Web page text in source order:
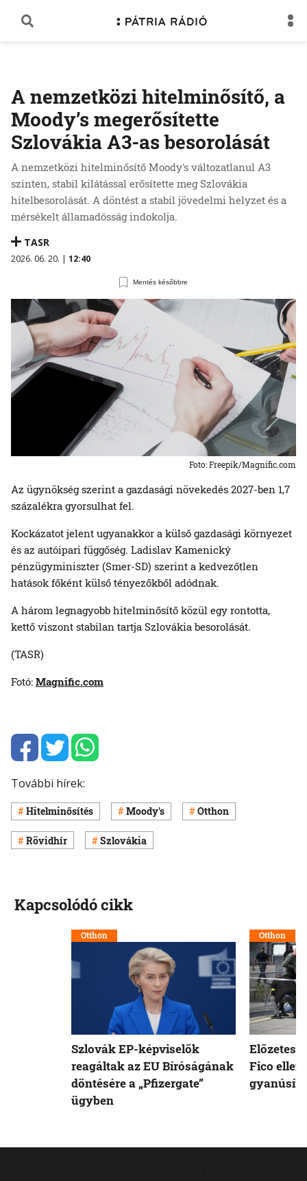
A nemzetközi hitelminősítő, a
Moody’s megerősítette
Szlovákia A3-as besorolását
A nemzetközi hitelminősítő Moody's változatlanul A3
szinten, stabil kilátással erősítette meg Szlovákia
hitelbesorolását. A döntést a stabil jövedelmi helyzet és a
mérsékelt államadósság indokolja.
TASR
2026. 06. 20. | 12:40
Mentés későbbre
Foto: Freepik/Magnific.com
Az ügynökség szerint a gazdasági növekedés 2027-ben 1,7
százalékra gyorsulhat fel.
Kockázatot jelent ugyanakkor a külső gazdasági környezet
és az autóipari függőség. Ladislav Kamenický
pénzügyminiszter (Smer-SD) szerint a kedvezőtlen
hatások főként külső tényezőkből adódnak.
A három legnagyobb hitelminősítő közül egy rontotta,
kettő viszont stabilan tartja Szlovákia besorolását.
(TASR)
Fotó: Magnific.com
További hírek:
Hitelminősítés Moody's Otthon
Rövidhír Szlovákia
Kapcsolódó cikk
Otthon
Szlovák EP-képviselők
reagáltak az EU Bíróságának
döntésére a „Pfizergate”
ügyben
Otthon
Fico